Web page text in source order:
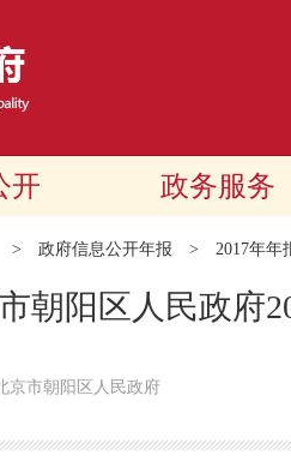
开 政务服务
> 政府信息公开年报 > 2017年年
朝阳区人民政府
京市朝阳区人民政府